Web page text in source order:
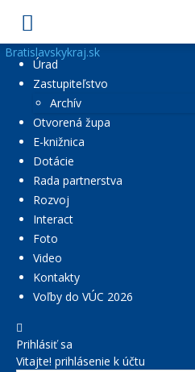
Bratislavskykraj.sk
Úrad
Zastupiteľstvo
Archív
Otvorená župa
E-knižnica
Dotácie
Rada partnerstva
Rozvoj
Interact
Foto
Video
Kontakty
Voľby do VÚC 2026
Prihlásiť sa
Vitajte! prihlásenie k účtu